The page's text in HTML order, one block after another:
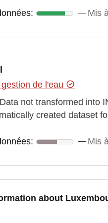
Mis
de l'eau
not transformed into
created dataset
Mis
about